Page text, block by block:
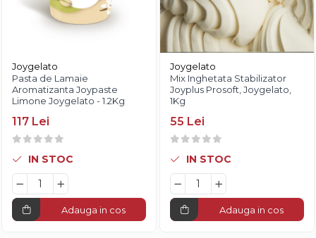
Joygelato
Pasta de Lamaie
Aromatizanta Joypaste
Limone Joygelato - 1.2Kg
117 Lei
IN STOC
Adauga in cos
Joygelato
Mix Inghetata Stabilizator
Joyplus Prosoft, Joygelato,
1Kg
55 Lei
IN STOC
Adauga in cos